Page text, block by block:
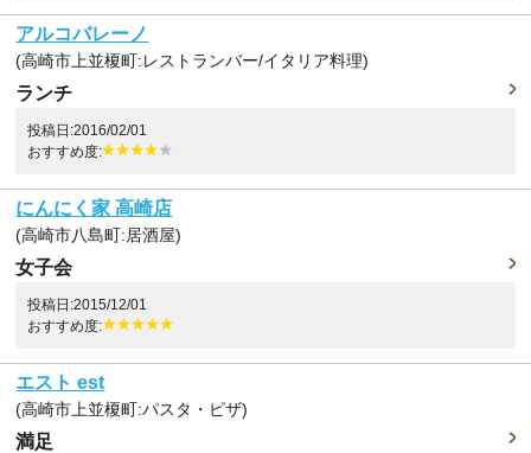
アルコバレーノ
(高崎市上並榎町:レストランバー/イタリア料理)
ランチ
投稿日:2016/02/01
おすすめ度:
にんにく家 高崎店
(高崎市八島町:居酒屋)
女子会
投稿日:2015/12/01
おすすめ度:
エスト est
(高崎市上並榎町:パスタ・ピザ)
満足